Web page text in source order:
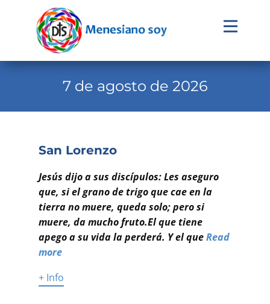
Evangelio
Institucional
Familia Menesiana
Pastoral Vocacional
Recursos
Contacto
Buscar
7 de agosto de 2026
San Lorenzo
Jesús dijo a sus discípulos: Les aseguro
que, si el grano de trigo que cae en la
tierra no muere, queda solo; pero si
muere, da mucho fruto.El que tiene
apego a su vida la perderá. Y el queRead
more
+ Info